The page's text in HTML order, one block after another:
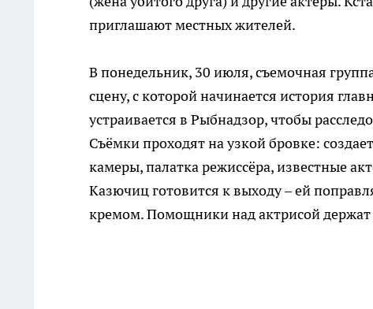
приглашают местных жителей.
В понедельник, 30 июля, съемочная
сцену, с которой начинается история
устраивается в Рыбнадзор, чтобы
Съёмки проходят на узкой бровке:
камеры, палатка режиссёра, известные
Казючиц готовится к выходу – ей
кремом. Помощники над актрисой держат